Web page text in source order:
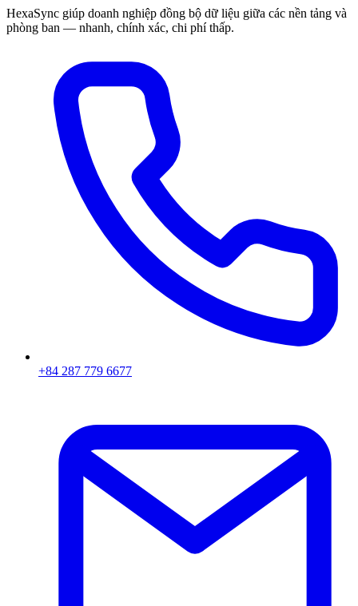
HexaSync giúp doanh nghiệp đồng bộ dữ liệu giữa các nền tảng và
phòng ban — nhanh, chính xác, chi phí thấp.
+84 287 779 6677